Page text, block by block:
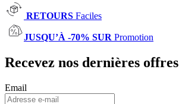
RETOURS Faciles
JUSQU’À -70% SUR Promotion
Recevez nos dernières offres
Email